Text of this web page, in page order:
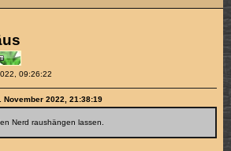
09:26:22
November 2022, 21:38:19
Nerd raushängen lassen.